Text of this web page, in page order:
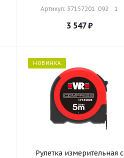
Артикул: 37157201  092    1
3 547₽
НОВИНКА
Рулетка измерительная с